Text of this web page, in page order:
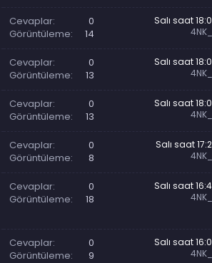
Cevaplar
0
Görüntüleme
14
Salı saat
Cevaplar
0
Görüntüleme
13
Salı saat
Cevaplar
0
Görüntüleme
13
Salı saat
Cevaplar
0
Görüntüleme
8
Salı saat
Cevaplar
0
Görüntüleme
18
Salı saat
Cevaplar
0
Görüntüleme
9
Salı saat